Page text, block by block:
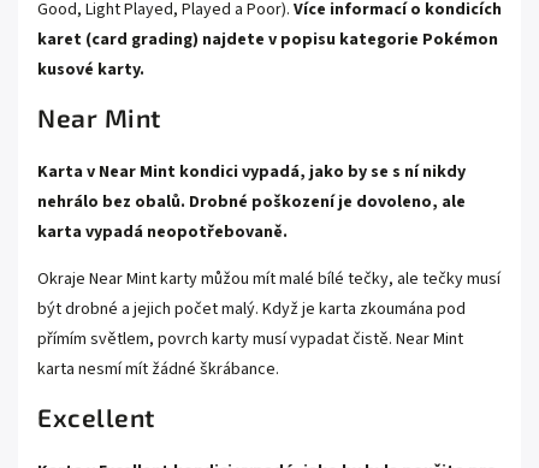
Good, Light Played, Played a Poor). Více informací o kondicích
karet (card grading) najdete v popisu kategorie Pokémon
kusové karty.
Near Mint
Karta v Near Mint kondici vypadá, jako by se s ní nikdy
nehrálo bez obalů. Drobné poškození je dovoleno, ale
karta vypadá neopotřebovaně.
Okraje Near Mint karty můžou mít malé bílé tečky, ale tečky musí
být drobné a jejich počet malý. Když je karta zkoumána pod
přímím světlem, povrch karty musí vypadat čistě. Near Mint
karta nesmí mít žádné škrábance.
Excellent